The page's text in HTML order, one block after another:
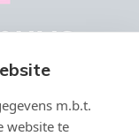
m.b.t.
website te